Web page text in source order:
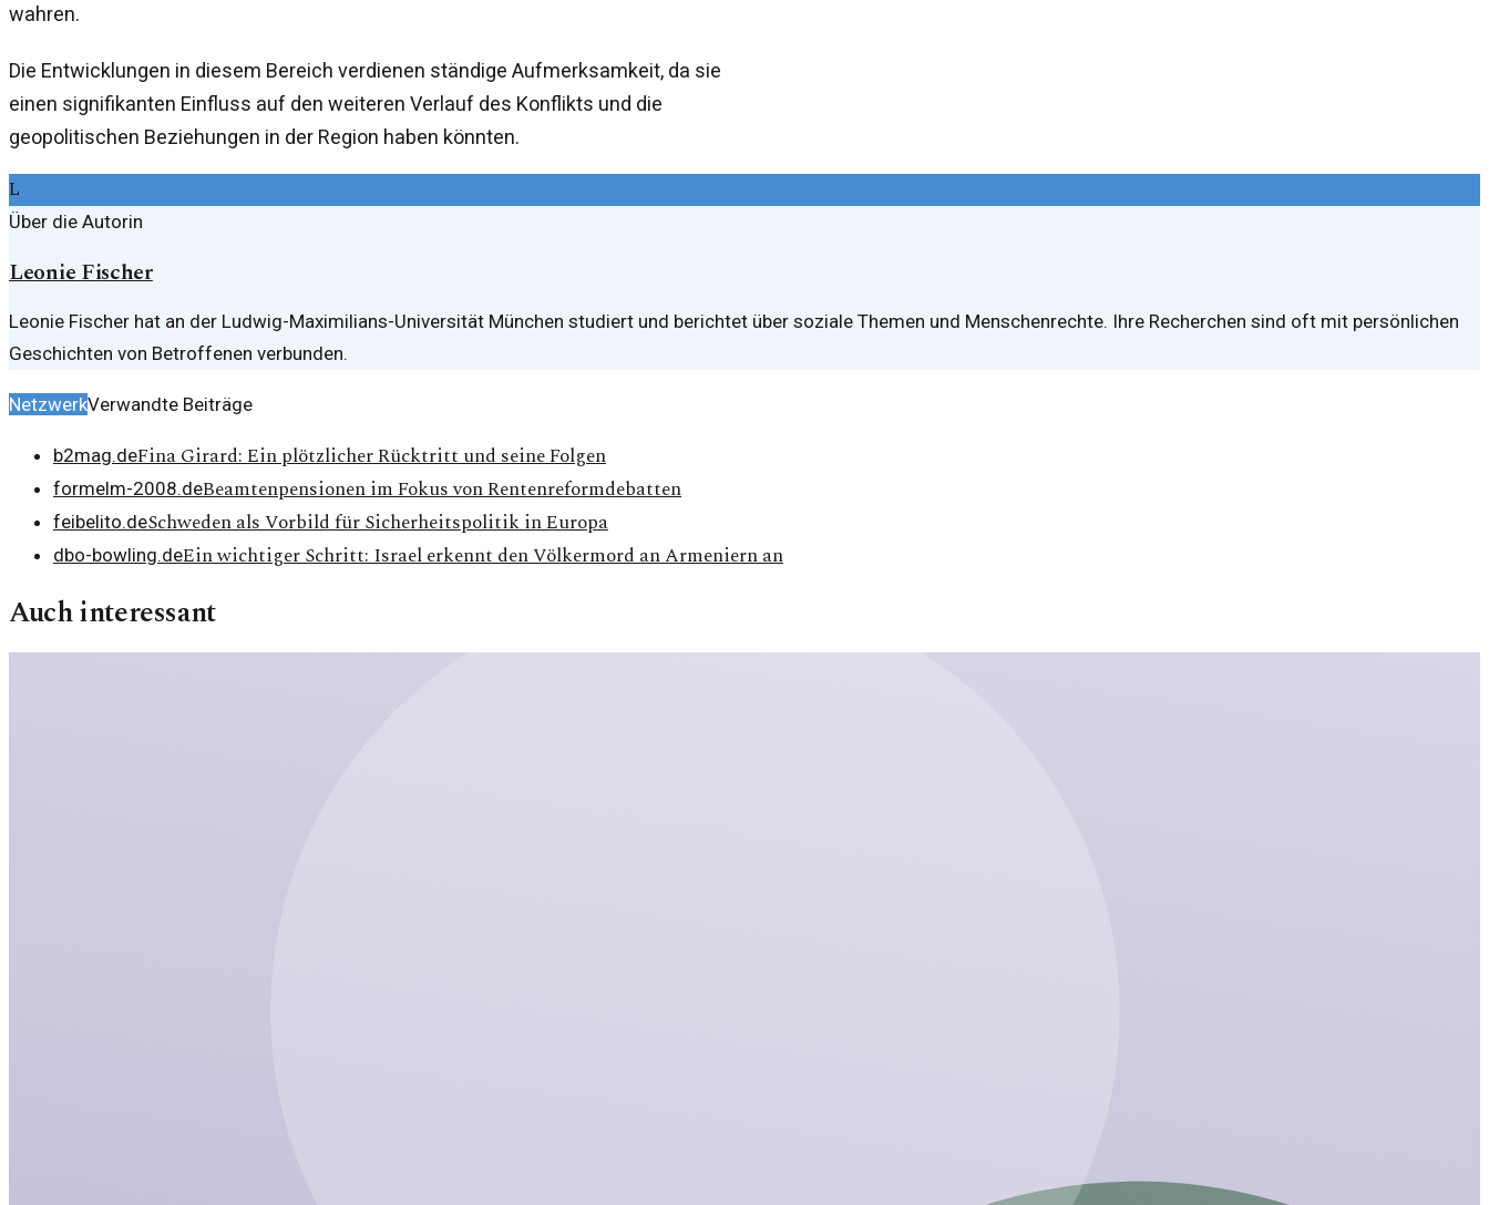
wahren.
Die Entwicklungen in diesem Bereich verdienen ständige Aufmerksamkeit, da sie
einen signifikanten Einfluss auf den weiteren Verlauf des Konflikts und die
geopolitischen Beziehungen in der Region haben könnten.
L
Über die Autorin
Leonie Fischer
Leonie Fischer hat an der Ludwig-Maximilians-Universität München studiert und berichtet über soziale Themen und Menschenrechte. Ihre Recherchen sind oft mit persönlichen
Geschichten von Betroffenen verbunden.
NetzwerkVerwandte Beiträge
b2mag.deFina Girard: Ein plötzlicher Rücktritt und seine Folgen
formelm-2008.deBeamtenpensionen im Fokus von Rentenreformdebatten
feibelito.deSchweden als Vorbild für Sicherheitspolitik in Europa
dbo-bowling.deEin wichtiger Schritt: Israel erkennt den Völkermord an Armeniern an
Auch interessant